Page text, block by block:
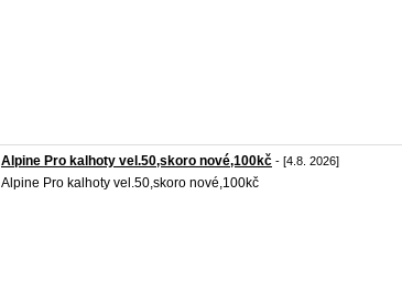
Alpine Pro kalhoty vel.50,skoro nové,100kč - [4.8. 2026]
Alpine Pro kalhoty vel.50,skoro nové,100kč